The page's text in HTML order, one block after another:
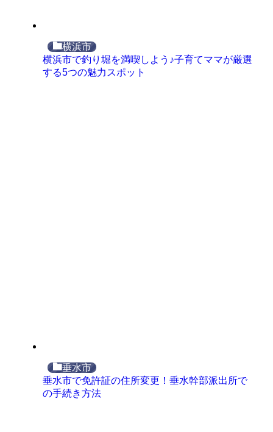
横浜市
横浜市で釣り堀を満喫しよう♪子育てママが厳選
する5つの魅力スポット
垂水市
垂水市で免許証の住所変更！垂水幹部派出所で
の手続き方法